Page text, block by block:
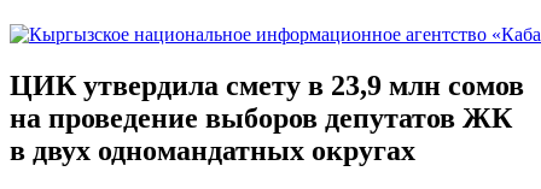
ЦИК утвердила смету в 23,9 млн сомов
на проведение выборов депутатов ЖК
в двух одномандатных округах